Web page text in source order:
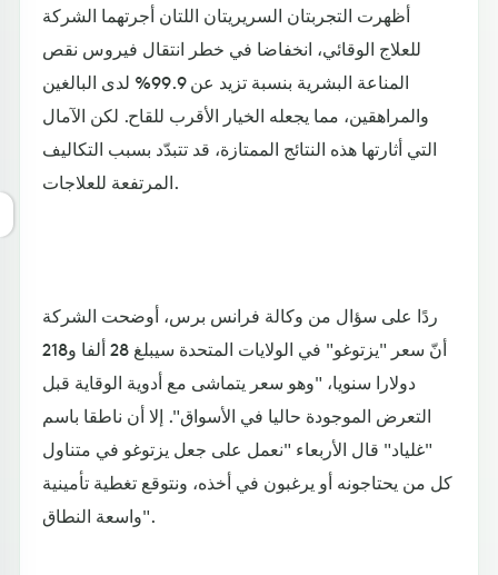
أظهرت التجربتان السريريتان اللتان أجرتهما الشركة
للعلاج الوقائي، انخفاضا في خطر انتقال فيروس نقص
المناعة البشرية بنسبة تزيد عن 99.9% لدى البالغين
والمراهقين، مما يجعله الخيار الأقرب للقاح. لكن الآمال
التي أثارتها هذه النتائج الممتازة، قد تتبدّد بسبب التكاليف
المرتفعة للعلاجات.
ردًا على سؤال من وكالة فرانس برس، أوضحت الشركة
أنّ سعر "يزتوغو" في الولايات المتحدة سيبلغ 28 ألفا و218
دولارا سنويا، "وهو سعر يتماشى مع أدوية الوقاية قبل
التعرض الموجودة حاليا في الأسواق". إلا أن ناطقا باسم
"غلياد" قال الأربعاء "نعمل على جعل يزتوغو في متناول
كل من يحتاجونه أو يرغبون في أخذه، ونتوقع تغطية تأمينية
واسعة النطاق".